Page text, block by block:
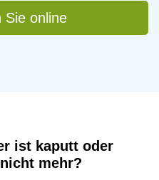
Sie online
ist kaputt oder
mehr?